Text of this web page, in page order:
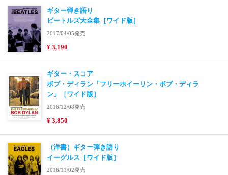
ギター弾き語り
ビートルズ大全集［ワイド版］
2017/04/05発売
¥ 3,190
ギター・スコア
ボブ・ディラン「フリーホイーリン・ボブ・ディラ
ン」［ワイド版］
2016/12/08発売
¥ 3,850
（洋書）ギター弾き語り
イーグルス［ワイド版］
2016/11/02発売